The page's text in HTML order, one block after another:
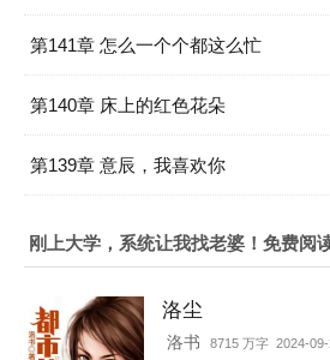
第141章 怎么一个个都这么忙
第140章 床上的红色花朵
第139章 意辰，我喜欢你
刚上大学，系统让我找老婆！免费阅
洛尘
洛书 8715 万字 2024-